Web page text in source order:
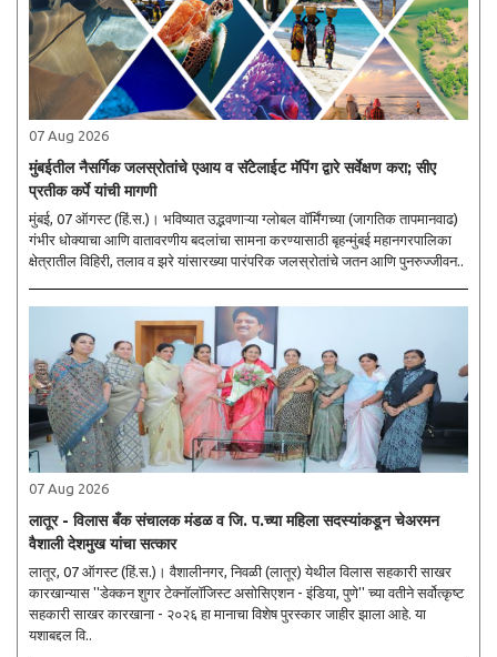
07 Aug 2026
मुंबईतील नैसर्गिक जलस्रोतांचे एआय व सॅटेलाईट मॅपिंग द्वारे सर्वेक्षण करा; सीए
प्रतीक कर्पे यांची मागणी
मुंबई, 07 ऑगस्ट (हिं.स.)। भविष्यात उद्भवणाऱ्या ग्लोबल वॉर्मिंगच्या (जागतिक तापमानवाढ)
गंभीर धोक्याचा आणि वातावरणीय बदलांचा सामना करण्यासाठी बृहन्मुंबई महानगरपालिका
क्षेत्रातील विहिरी, तलाव व झरे यांसारख्या पारंपरिक जलस्रोतांचे जतन आणि पुनरुज्जीवन..
07 Aug 2026
लातूर - विलास बँक संचालक मंडळ व जि. प.च्या महिला सदस्यांकडून चेअरमन
वैशाली देशमुख यांचा सत्कार
लातूर, 07 ऑगस्ट (हिं.स.)। वैशालीनगर, निवळी (लातूर) येथील विलास सहकारी साखर
कारखान्यास ''डेक्कन शुगर टेक्नॉलॉजिस्ट असोसिएशन - इंडिया, पुणे'' च्या वतीने सर्वोत्कृष्ट
सहकारी साखर कारखाना - २०२६ हा मानाचा विशेष पुरस्कार जाहीर झाला आहे. या
यशाबद्दल वि..